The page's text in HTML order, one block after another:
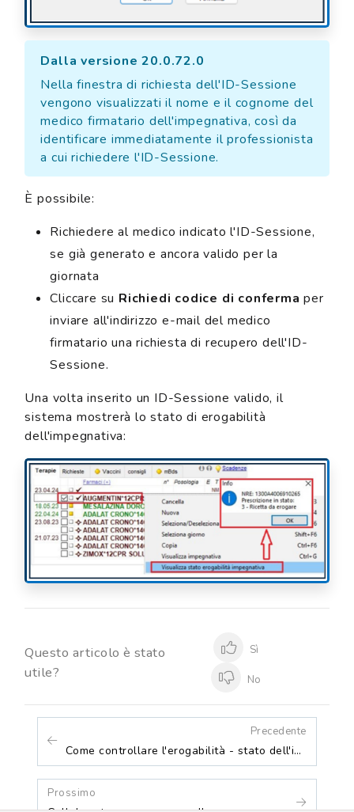
Dalla versione 20.0.72.0
Nella finestra di richiesta dell'ID-Sessione
vengono visualizzati il nome e il cognome del
medico firmatario dell'impegnativa, così da
identificare immediatamente il professionista
a cui richiedere l'ID-Sessione.
È possibile:
Richiedere al medico indicato l'ID-Sessione,
se già generato e ancora valido per la
giornata
Cliccare su Richiedi codice di conferma per
inviare all'indirizzo e-mail del medico
firmatario una richiesta di recupero dell'ID-
Sessione.
Una volta inserito un ID-Sessione valido, il
sistema mostrerà lo stato di erogabilità
dell'impegnativa:
Questo articolo è stato
utile?
Sì
No
Precedente
Come controllare l'erogabilità - stato dell'impegnativa nelle regioni SAR
Prossimo